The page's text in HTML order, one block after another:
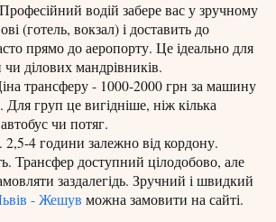
водій забере вас у зручному
(готель, вокзал) і доставить до
прямо до аеропорту. Це ідеально для
чи ділових мандрівників.
трансферу - 1000-2000 грн за машину
Для груп це вигідніше, ніж кілька
чи потяг.
2,5-4 години залежно від кордону.
Трансфер доступний цілодобово, але
заздалегідь. Зручний і швидкий
- Жешув можна замовити на сайті.